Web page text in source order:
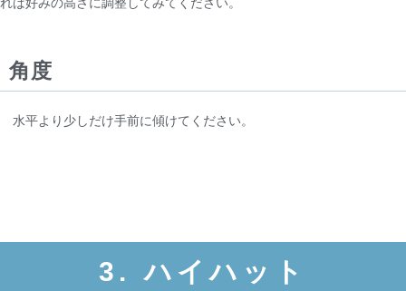
角度
水平より少しだけ手前に傾けてください。
3. ハイハット